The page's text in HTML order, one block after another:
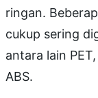
ringan.
cukup sering
antara lain PET,
ABS.